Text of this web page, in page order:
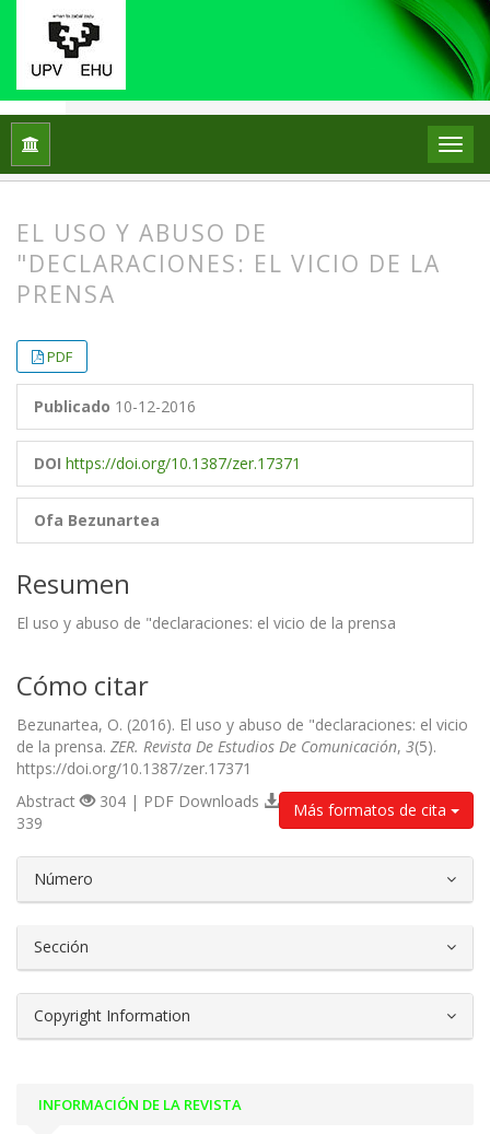
Inicio
EL USO Y ABUSO DE
"DECLARACIONES: EL VICIO DE LA
PRENSA
PDF
Publicado 10-12-2016
DOI https://doi.org/10.1387/zer.17371
Ofa Bezunartea
Resumen
El uso y abuso de "declaraciones: el vicio de la prensa
Cómo citar
Bezunartea, O. (2016). El uso y abuso de "declaraciones: el vicio
de la prensa. ZER. Revista De Estudios De Comunicación, 3(5).
https://doi.org/10.1387/zer.17371
Más formatos de cita
Abstract
304 | PDF Downloads
339
Número
Sección
Copyright Information
INFORMACIÓN DE LA REVISTA